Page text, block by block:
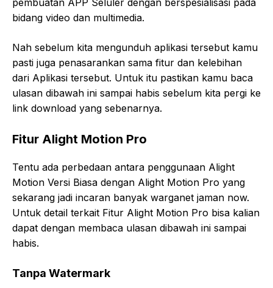
bidang video dan multimedia.
Nah sebelum kita mengunduh aplikasi tersebut kamu
pasti juga penasarankan sama fitur dan kelebihan
dari Aplikasi tersebut. Untuk itu pastikan kamu baca
ulasan dibawah ini sampai habis sebelum kita pergi ke
link download yang sebenarnya.
Fitur Alight Motion Pro
Tentu ada perbedaan antara penggunaan Alight
Motion Versi Biasa dengan Alight Motion Pro yang
sekarang jadi incaran banyak warganet jaman now.
Untuk detail terkait Fitur Alight Motion Pro bisa kalian
dapat dengan membaca ulasan dibawah ini sampai
habis.
Tanpa Watermark